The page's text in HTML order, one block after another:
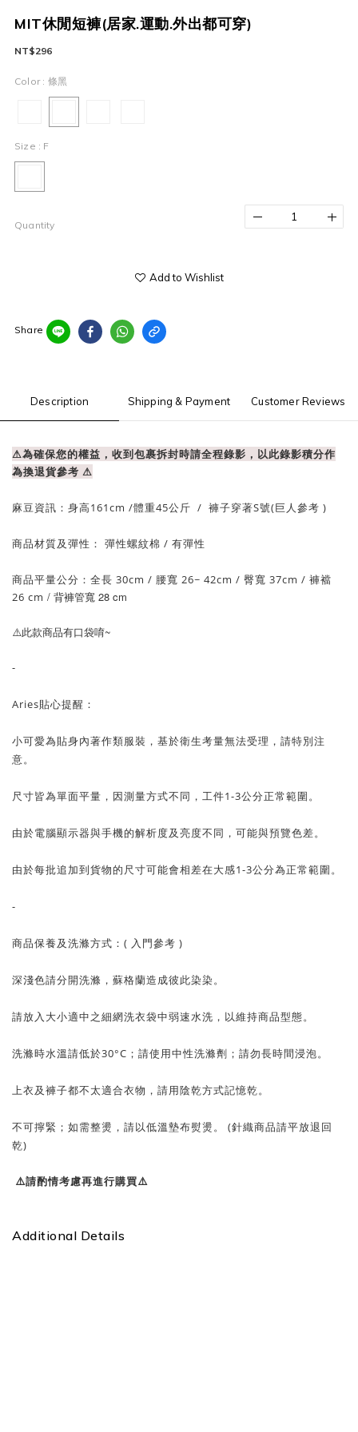
MIT休閒短褲(居家.運動.外出都可穿)
NT$296
Color : 條黑
Size : F
Quantity
Add to Wishlist
Share
Description Shipping & Payment Customer Reviews
⚠為確保您的權益，收到包裹拆封時請全程錄影，以此錄影積分作
為換退貨參考 ⚠
麻豆資訊： 身高161cm /體重45公斤 / 褲子穿著S號(巨人參考 )
商品材質及彈性： 彈性螺紋棉 / 有彈性
商品平量公分： 全長 30cm / 腰寬 26~ 42cm / 臀寬 37cm / 褲襠
26 cm / 背褲管寬 28 cm
⚠️此款商品有口袋唷~
-
Aries貼心提醒：
小可愛為貼身內著作類服裝，基於衛生考量無法受理，請特別注
意。
尺寸皆為單面平量，因測量方式不同，工件1-3公分正常範圍。
由於電腦顯示器與手機的解析度及亮度不同，可能與預覽色差。
由於每批追加到貨物的尺寸可能會相差在大感1-3公分為正常範圍。
-
商品保養及洗滌方式：( 入門參考 )
深淺色請分開洗滌，蘇格蘭造成彼此染染。
請放入大小適中之細網洗衣袋中弱速水洗，以維持商品型態。
洗滌時水溫請低於30°C；請使用中性洗滌劑；請勿長時間浸泡。
上衣及褲子都不太適合衣物，請用陰乾方式記憶乾。
不可擰緊；如需整燙，請以低溫墊布熨燙。 (針織商品請平放退回
乾)
⚠️請酌情考慮再進行購買⚠️
Additional Details